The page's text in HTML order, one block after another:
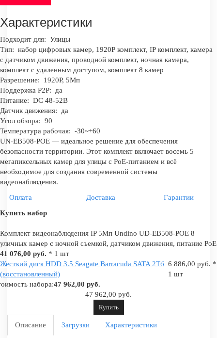
Характеристики
Подходит для: Улицы
Тип: набор цифровых камер, 1920Р комплект, IР комплект, камера
с датчиком движения, проводной комплект, ночная камера,
комплект с удаленным доступом, комплект 8 камер
Разрешение:
1920P, 5Мп
Поддержка P2P:
да
Питание: DC 48-52В
Датчик движения:
да
Угол обзора: 90
Температура рабочая: -30~+60
UN-EB508-POE — идеальное решение для обеспечения
безопасности территории. Этот комплект включает восемь 5
мегапиксельных камер для улицы с PoE-питанием и всё
необходимое для создания современной системы
видеонаблюдения.
Оплата
Доставка
Гарантии
Купить набор
Комплект видеонаблюдения IP 5Мп Undino UD-EB508-POE 8
уличных камер с ночной съемкой, датчиком движения, питание PoE
41 076,00 руб. * 1 шт
Жесткий диск HDD 3.5 Seagate Barracuda SATA 2Tб
(восстановленный)
6 886,00 руб. *
1 шт
набора:47 962,00 руб.
47 962,00 руб.
Купить
Описание Загрузки Характеристики